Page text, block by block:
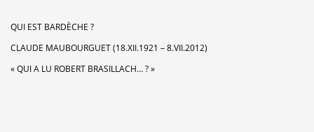
QUI EST BARDÈCHE ?
CLAUDE MAUBOURGUET (18.XII.1921 – 8.VII.2012)
« QUI A LU ROBERT BRASILLACH… ? »